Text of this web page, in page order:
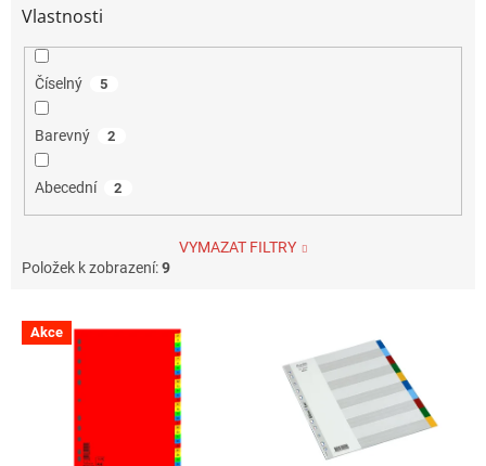
Vlastnosti
Číselný 5
Barevný 2
Abecední 2
VYMAZAT FILTRY
Položek k zobrazení:9
V Akce